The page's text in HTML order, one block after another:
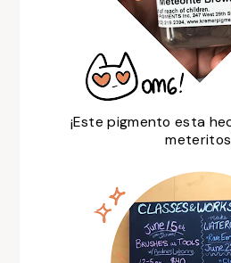
¡Este pigmento esta